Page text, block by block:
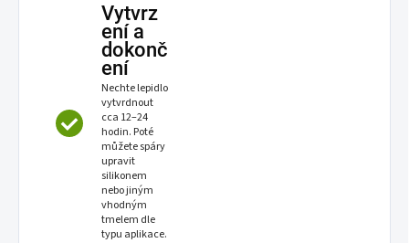
Vytvrz
ení a
dokonč
ení
Nechte lepidlo
vytvrdnout
cca 12–24
hodin. Poté
můžete spáry
upravit
silikonem
nebo jiným
vhodným
tmelem dle
typu aplikace.